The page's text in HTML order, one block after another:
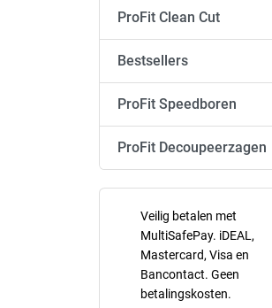
ProFit Clean Cut
Bestsellers
ProFit Speedboren
ProFit Decoupeerzagen
Veilig betalen met
MultiSafePay. iDEAL,
Mastercard, Visa en
Bancontact. Geen
betalingskosten.